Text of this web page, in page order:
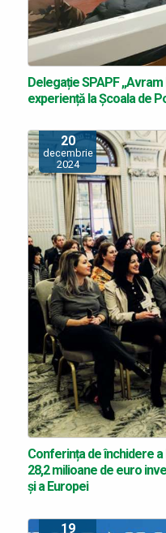
Delegație SPAPF
experiență la Școala de
20
decembrie
2024
Conferința de închidere
28,2 milioane de euro
și a Europei
19